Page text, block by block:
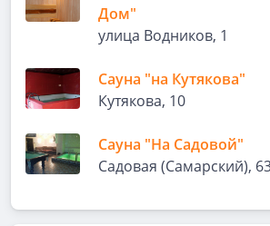
Дом"
улица Водников, 1
Сауна "на Кутякова"
Кутякова, 10
Сауна "На Садовой"
Садовая (Самарский),